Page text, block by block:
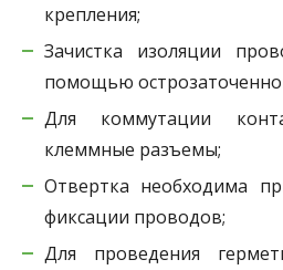
крепления;
Зачистка изоляции
помощью
Для коммутации
клеммные разъемы;
Отвертка необходима
фиксации проводов;
Для проведения